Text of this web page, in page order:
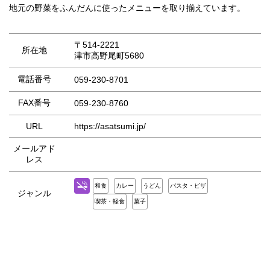
地元の野菜をふんだんに使ったメニューを取り揃えています。
所在地
〒514-2221
津市高野尾町5680
電話番号 059-230-8701
FAX番号 059-230-8760
URL https://asatsumi.jp/
メールアド
レス
ジャンル
和食 カレー うどん パスタ・ピザ
喫茶・軽食 菓子